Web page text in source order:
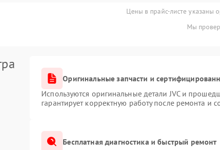
Цены в прайс-листе указаны
Мы
Оригинальные запчасти и
Используются оригинальные детали JVC и
гарантирует корректную работу после ремонта и
Бесплатная диагностика и быстрый ремонт